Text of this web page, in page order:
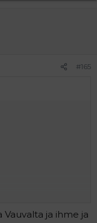
#165
Vauvalta ja ihme ja